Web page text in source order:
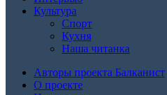
Культура
Спорт
Кухня
Наша читанка
Авторы проекта Балканист
О проекте